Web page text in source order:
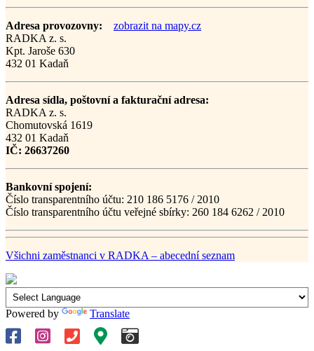
Adresa provozovny:
zobrazit na mapy.cz
RADKA z. s.
Kpt. Jaroše 630
432 01 Kadaň
Adresa sídla, poštovní a fakturační adresa:
RADKA z. s.
Chomutovská 1619
432 01 Kadaň
IČ: 26637260
Bankovní spojení:
Číslo transparentního účtu: 210 186 5176 / 2010
Číslo transparentního účtu veřejné sbírky: 260 184 6262 / 2010
Všichni zaměstnanci v RADKA – abecední seznam
Powered by Translate